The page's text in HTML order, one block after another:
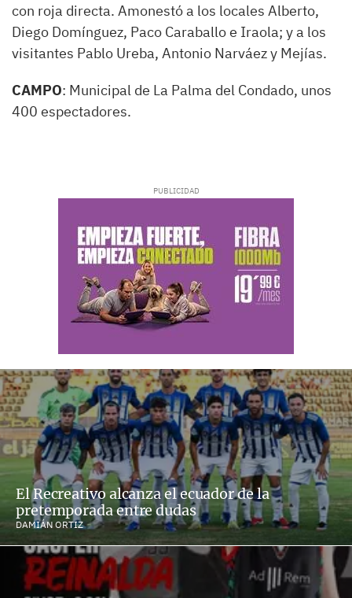
con roja directa. Amonestó a los locales Alberto,
Diego Domínguez, Paco Caraballo e Iraola; y a los
visitantes Pablo Ureba, Antonio Narváez y Mejías.
CAMPO: Municipal de La Palma del Condado, unos
400 espectadores.
El Recreativo alcanza el ecuador de la
pretemporada entre dudas
DAMIÁN ORTIZ